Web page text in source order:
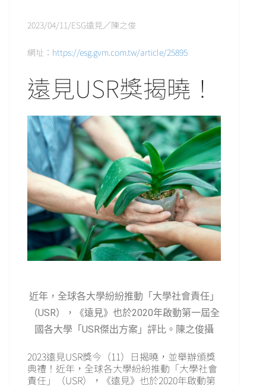
2023/04/11/ESG遠見／陳之俊
網址： https://esg.gvm.com.tw/article/25895
遠見USR獎揭曉！
近年，全球各大學紛紛推動「大學社會責任」
（USR），《遠見》也於2020年啟動第一屆全
國各大學「USR傑出方案」評比。陳之俊攝
2023遠見USR獎今（11）日揭曉，並舉辦頒獎
典禮！近年，全球各大學紛紛推動「大學社會
責任」（USR），《遠見》也於2020年啟動第